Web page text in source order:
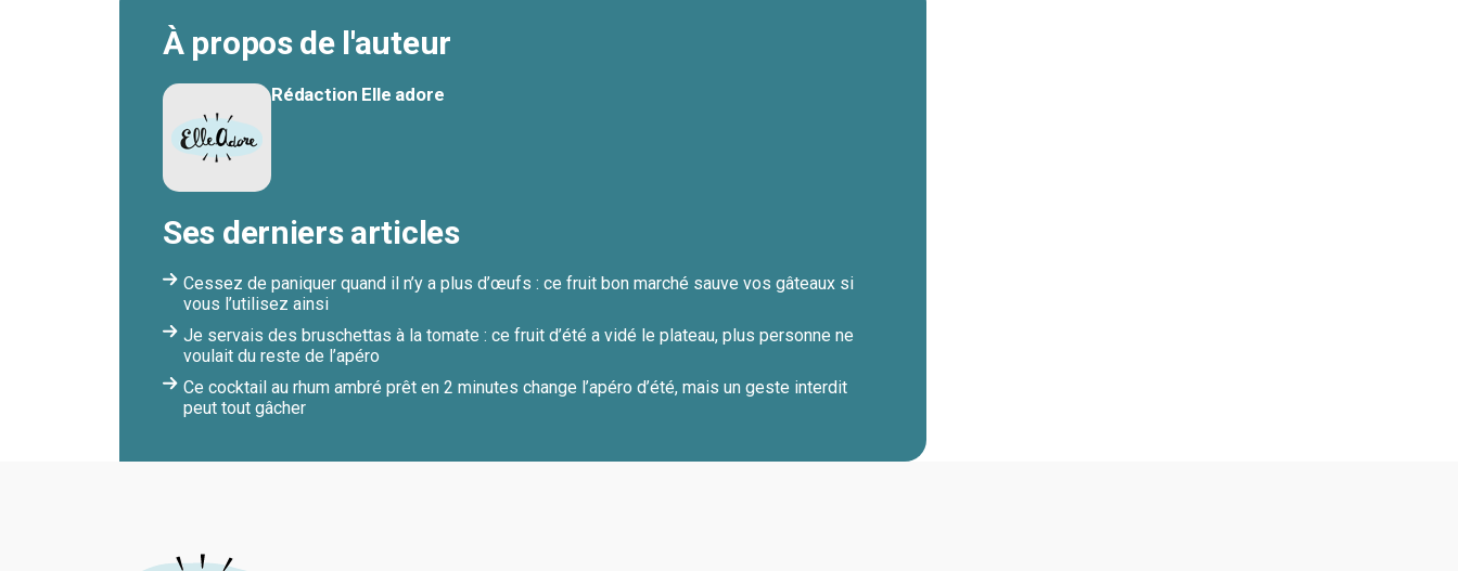
À propos de l'auteur
Rédaction Elle adore
Ses derniers articles
Cessez de paniquer quand il n’y a plus d’œufs : ce fruit bon marché sauve vos gâteaux si
vous l’utilisez ainsi
Je servais des bruschettas à la tomate : ce fruit d’été a vidé le plateau, plus personne ne
voulait du reste de l’apéro
Ce cocktail au rhum ambré prêt en 2 minutes change l’apéro d’été, mais un geste interdit
peut tout gâcher